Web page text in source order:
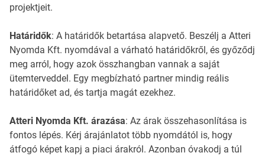
projektjeit.
Határidők: A határidők betartása alapvető. Beszélj a Atteri
Nyomda Kft. nyomdával a várható határidőkről, és győződj
meg arról, hogy azok összhangban vannak a saját
ütemterveddel. Egy megbízható partner mindig reális
határidőket ad, és tartja magát ezekhez.
Atteri Nyomda Kft. árazása: Az árak összehasonlítása is
fontos lépés. Kérj árajánlatot több nyomdától is, hogy
átfogó képet kapj a piaci árakról. Azonban óvakodj a túl